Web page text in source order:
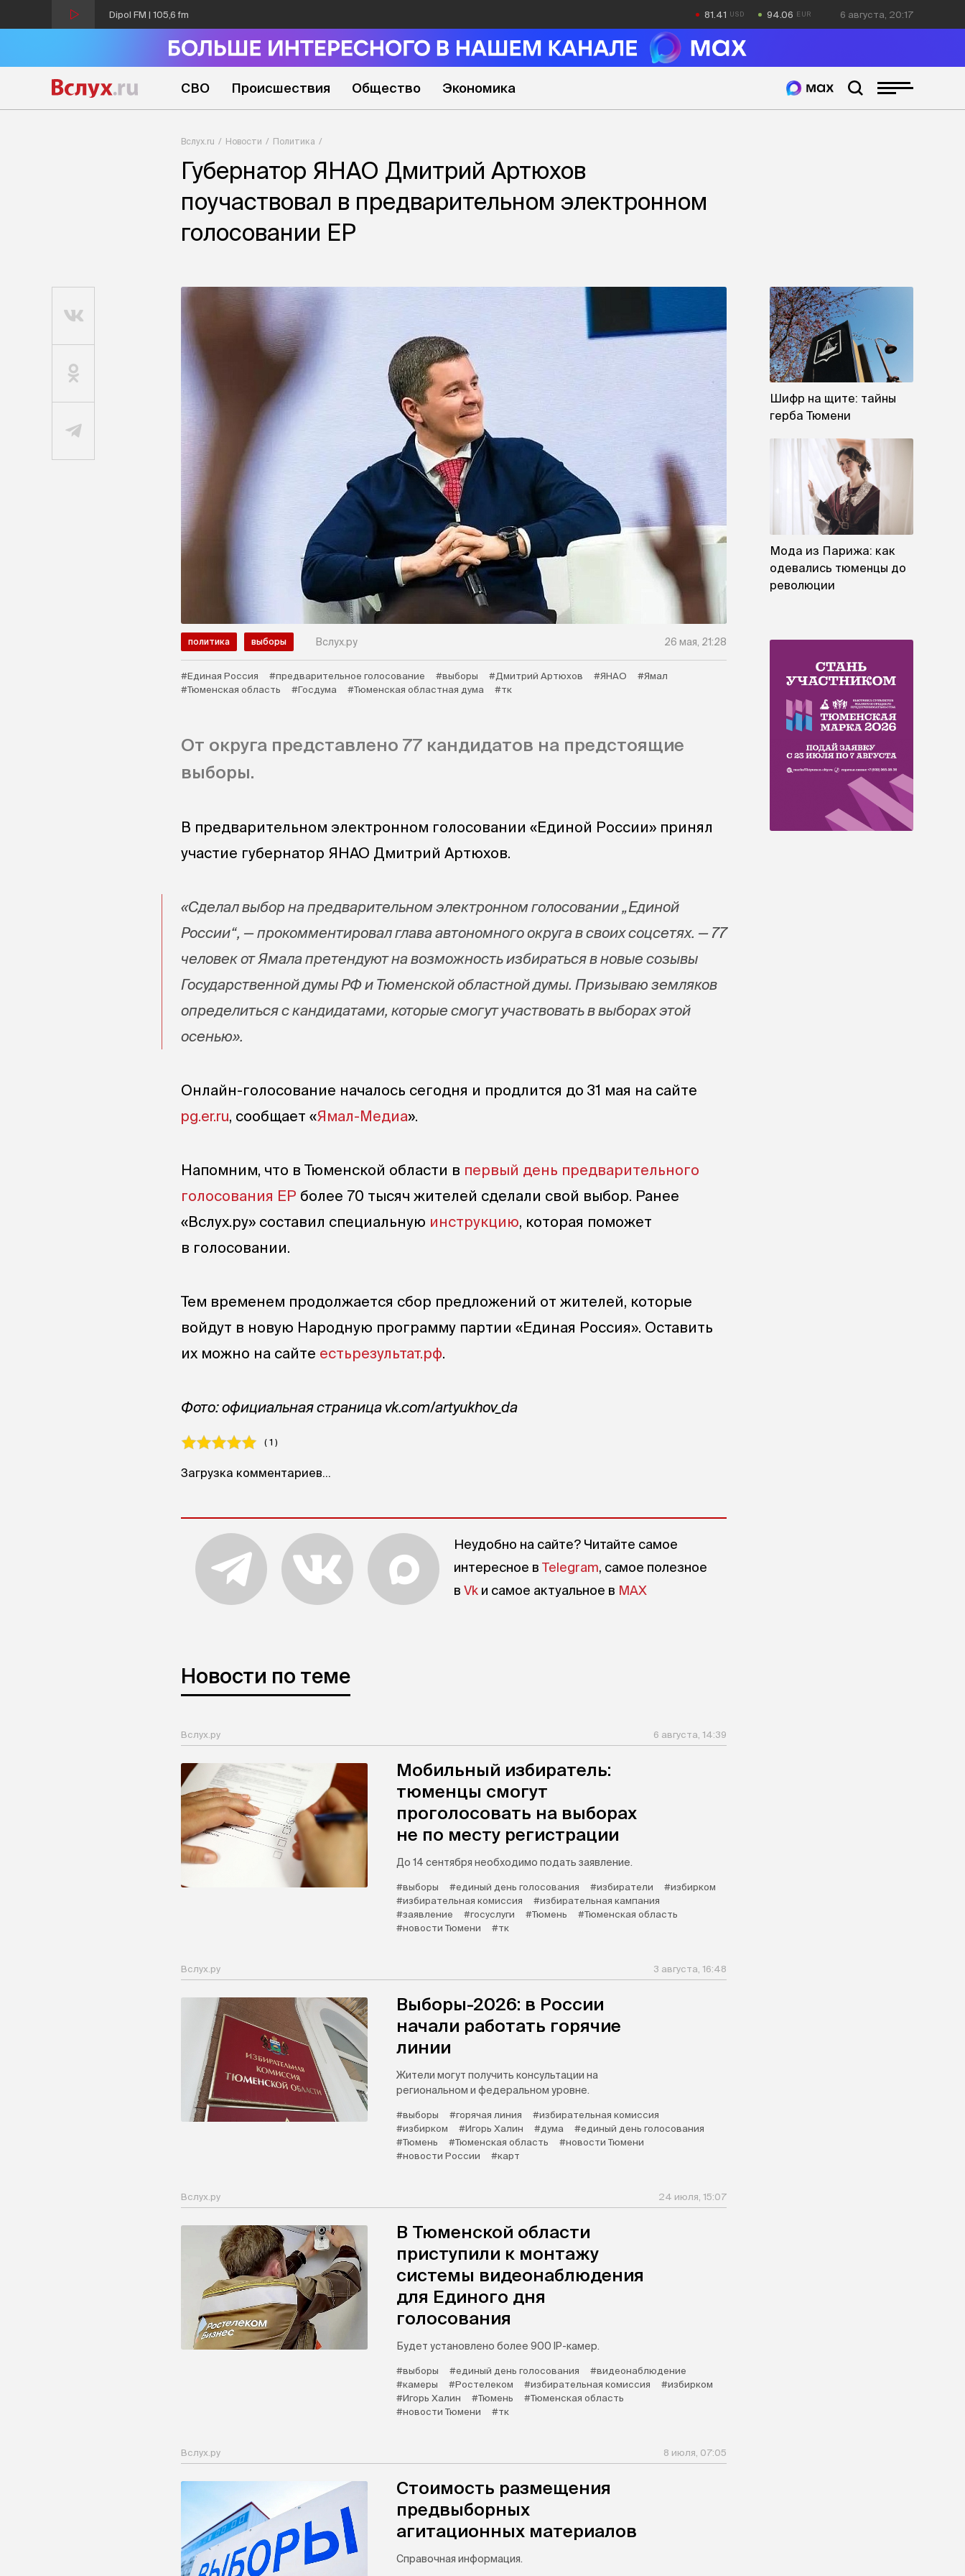
Dipol FM | 105,6 fm 81.41 94.06 6 августа, 20:17
СВО Происшествия Общество Экономика
Вслух.ru Новости Политика
Губернатор ЯНАО Дмитрий Артюхов
поучаствовал в предварительном электронном
голосовании ЕР
политика выборы Вслух.ру 26 мая, 21:28
#Единая Россия #предварительное голосование #выборы #Дмитрий Артюхов #ЯНАО
#Ямал
#Тюменская область
#Госдума #Тюменская областная дума #тк
От округа представлено 77 кандидатов на предстоящие
выборы.
В предварительном электронном голосовании «Единой России» принял
участие губернатор ЯНАО Дмитрий Артюхов.
«Сделал выбор на предварительном электронном голосовании „Единой
России“, — прокомментировал глава автономного округа в своих соцсетях. — 77
человек от Ямала претендуют на возможность избираться в новые созывы
Государственной думы РФ и Тюменской областной думы. Призываю земляков
определиться с кандидатами, которые смогут участвовать в выборах этой
осенью».
Онлайн-голосование началось сегодня и продлится до 31 мая на сайте
pg.er.ru, сообщает «Ямал-Медиа».
Напомним, что в Тюменской области в первый день предварительного
голосования ЕР более 70 тысяч жителей сделали свой выбор. Ранее
«Вслух.ру» составил специальную инструкцию, которая поможет
в голосовании.
Тем временем продолжается сбор предложений от жителей, которые
войдут в новую Народную программу партии «Единая Россия». Оставить
их можно на сайте естьрезультат.рф.
Фото: официальная страница vk.com/artyukhov_da
( 1 )
Загрузка комментариев...
Неудобно на сайте? Читайте самое
интересное в Telegram, самое полезное
в Vk и самое актуальное в MAX
Новости по теме
Вслух.ру 6 августа, 14:39
Мобильный избиратель:
тюменцы смогут
проголосовать на выборах
не по месту регистрации
До 14 сентября необходимо подать заявление.
#выборы #единый день голосования #избиратели
#избирком
#избирательная комиссия
#избирательная кампания
#заявление
#госуслуги #Тюмень
#Тюменская область
#новости Тюмени
#тк
Вслух.ру 3 августа, 16:48
Выборы-2026: в России
начали работать горячие
линии
Жители могут получить консультации на
региональном и федеральном уровне.
#выборы #горячая линия
#избирательная комиссия
#избирком
#Игорь Халин #дума
#единый день голосования
#Тюмень
#Тюменская область
#новости Тюмени
#новости России
#карт
Вслух.ру 24 июля, 15:07
В Тюменской области
приступили к монтажу
системы видеонаблюдения
для Единого дня
голосования
Будет установлено более 900 IP-камер.
#выборы #единый день голосования
#видеонаблюдение
#камеры
#Ростелеком #избирательная комиссия
#избирком
#Игорь Халин
#Тюмень
#Тюменская область
#новости Тюмени
#тк
Вслух.ру 8 июля, 07:05
Стоимость размещения
предвыборных
агитационных материалов
Справочная информация.
Шифр на щите: тайны
герба Тюмени
Мода из Парижа: как
одевались тюменцы до
революции